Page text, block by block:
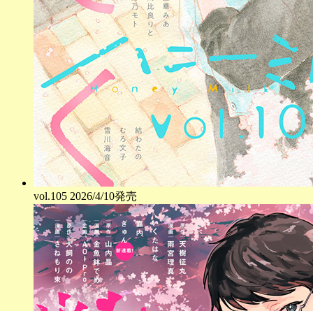
vol.105 2026/4/10発売